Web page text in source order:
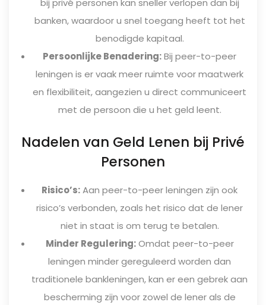
bij privé personen kan sneller verlopen dan bij
banken, waardoor u snel toegang heeft tot het
benodigde kapitaal.
Persoonlijke Benadering:Bij peer-to-peer
leningen is er vaak meer ruimte voor maatwerk
en flexibiliteit, aangezien u direct communiceert
met de persoon die u het geld leent.
Nadelen van Geld Lenen bij Privé
Personen
Risico’s:Aan peer-to-peer leningen zijn ook
risico’s verbonden, zoals het risico dat de lener
niet in staat is om terug te betalen.
Minder Regulering:Omdat peer-to-peer
leningen minder gereguleerd worden dan
traditionele bankleningen, kan er een gebrek aan
bescherming zijn voor zowel de lener als de